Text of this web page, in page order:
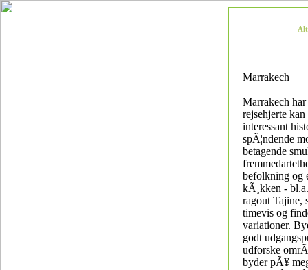
Marrakech
Marrakech
rejsehjerte kan
interessant
spÃ¦ndende
betagende
befolkning og
kÃ¸kken -
ragout Tajine,
timevis og
variationer.
godt
udforske
byder pÃ¥